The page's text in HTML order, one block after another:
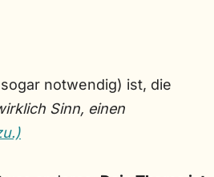
notwendig) ist, die
Sinn, einen